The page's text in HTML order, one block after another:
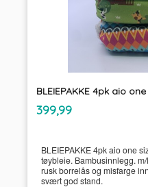
Pris
399,99
BLEIEPAKKE 4pk aio one
tøybleie. Bambusinnlegg.
rusk borrelås og misfarge
svært god stand.